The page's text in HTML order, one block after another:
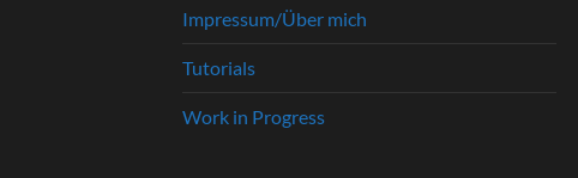
Impressum/Über mich
Tutorials
Work in Progress